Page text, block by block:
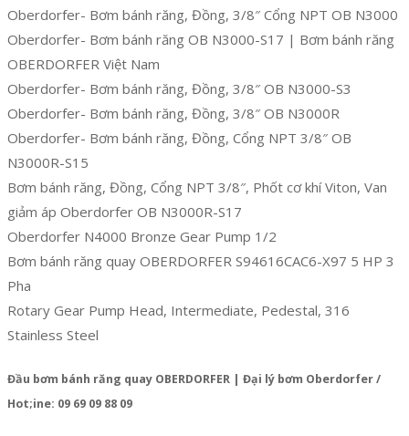
Oberdorfer- Bơm bánh răng, Đồng, 3/8″ Cổng NPT OB N3000
Oberdorfer- Bơm bánh răng OB N3000-S17 | Bơm bánh răng
OBERDORFER Việt Nam
Oberdorfer- Bơm bánh răng, Đồng, 3/8″ OB N3000-S3
Oberdorfer- Bơm bánh răng, Đồng, 3/8″ OB N3000R
Oberdorfer- Bơm bánh răng, Đồng, Cổng NPT 3/8″ OB
N3000R-S15
Bơm bánh răng, Đồng, Cổng NPT 3/8″, Phốt cơ khí Viton, Van
giảm áp Oberdorfer OB N3000R-S17
Oberdorfer N4000 Bronze Gear Pump 1/2
Bơm bánh răng quay OBERDORFER S94616CAC6-X97 5 HP 3
Pha
Rotary Gear Pump Head, Intermediate, Pedestal, 316
Stainless Steel
Đầu bơm bánh răng quay OBERDORFER | Đại lý bơm Oberdorfer /
Hot;ine: 09 69 09 88 09